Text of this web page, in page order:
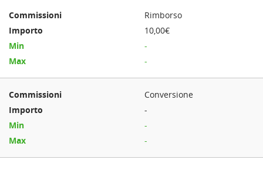
Rimborso
10,00€
-
-
Conversione
-
-
-